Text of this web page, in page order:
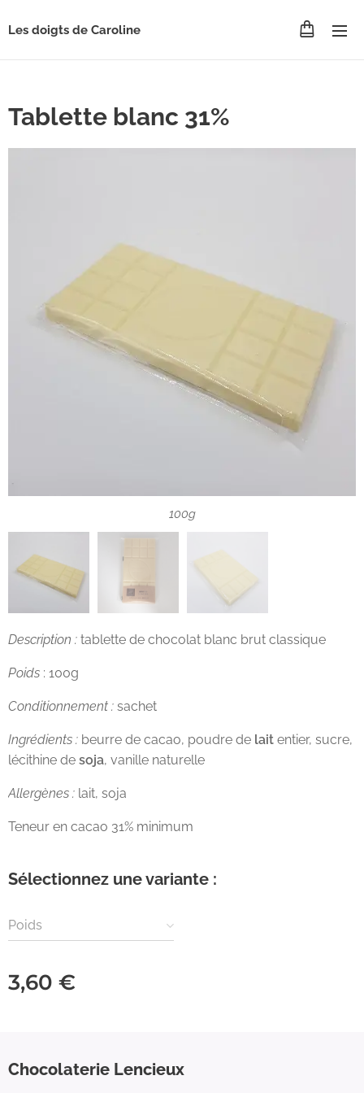
Les doigts de Caroline
Tablette blanc 31%
100g
80g
Description : tablette de chocolat blanc brut classique
Poids : 100g
Conditionnement : sachet
Ingrédients : beurre de cacao, poudre de lait entier, sucre,
lécithine de soja, vanille naturelle
Allergènes : lait, soja
Teneur en cacao 31% minimum
Sélectionnez une variante :
Poids
3,60 €
Chocolaterie Lencieux